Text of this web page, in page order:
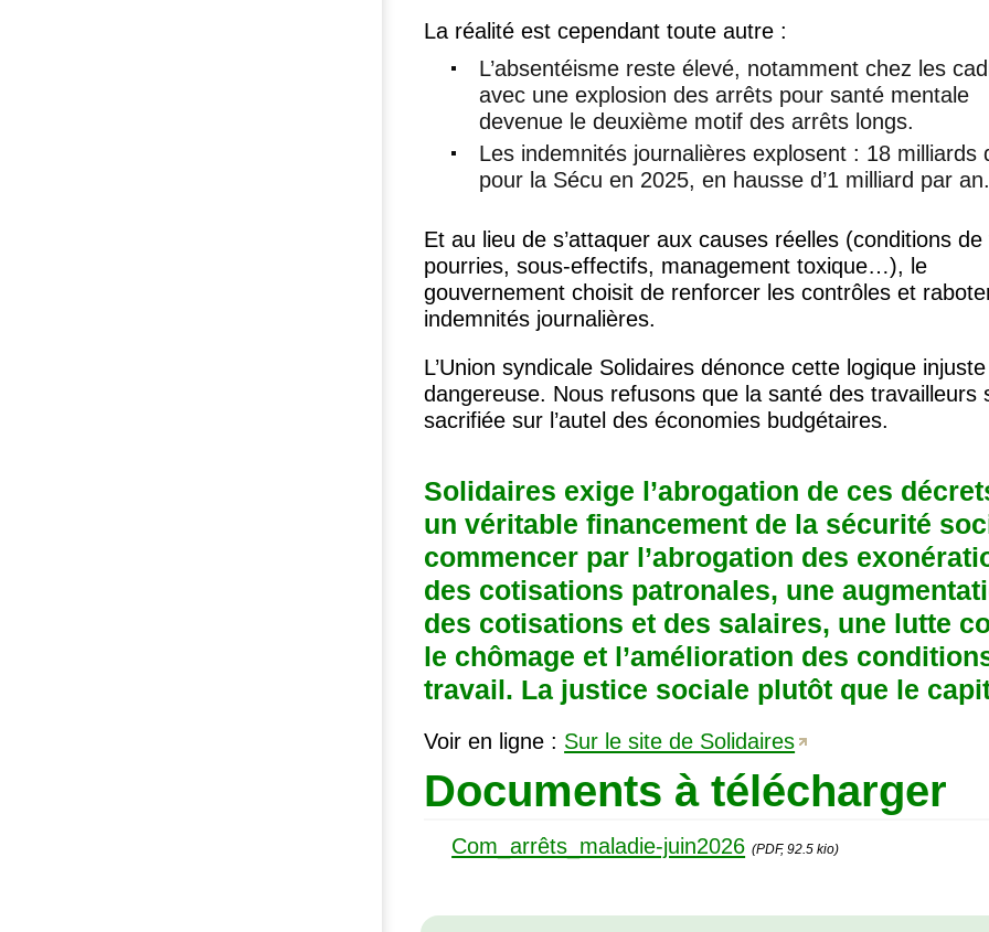
La réalité est cependant toute autre :
L’absentéisme reste élevé, notamment chez les
avec une explosion des arrêts pour santé mentale
devenue le deuxième motif des arrêts longs.
Les indemnités journalières explosent : 18 milliards
pour la Sécu en 2025, en hausse d’1 milliard par an.
Et au lieu de s’attaquer aux causes réelles (conditions de
pourries, sous-effectifs, management toxique…), le
gouvernement choisit de renforcer les contrôles et
indemnités journalières.
L’Union syndicale Solidaires dénonce cette logique
dangereuse. Nous refusons que la santé des travailleurs
sacrifiée sur l’autel des économies budgétaires.
Solidaires exige l’abrogation de ces
un véritable financement de la sécurité
commencer par l’abrogation des
des cotisations patronales, une
des cotisations et des salaires, une lutte
le chômage et l’amélioration des
travail. La justice sociale plutôt que le
Voir en ligne : Sur le site de Solidaires
Documents à télécharger
Com_arrêts_maladie-juin2026 (PDF, 92.5 kio)